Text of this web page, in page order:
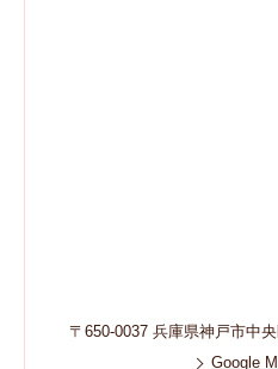
〒650-0037 兵庫県神戸市中
Google